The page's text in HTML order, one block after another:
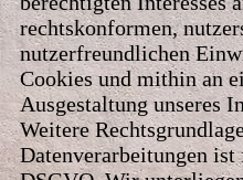
rechtskonformen,
nutzerfreundlichen
Cookies und mithin an
Ausgestaltung unseres
Weitere
Datenverarbeitungen